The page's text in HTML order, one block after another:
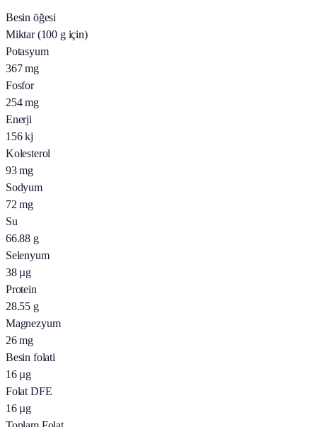
Besin öğesi
Miktar (100 g için)
Potasyum
367 mg
Fosfor
254 mg
Enerji
156 kj
Kolesterol
93 mg
Sodyum
72 mg
Su
66.88 g
Selenyum
38 µg
Protein
28.55 g
Magnezyum
26 mg
Besin folati
16 µg
Folat DFE
16 µg